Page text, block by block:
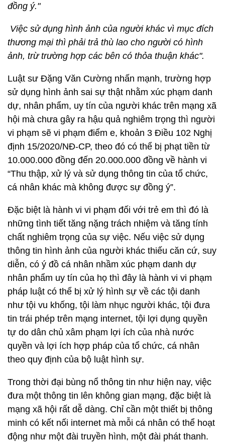
đồng ý."
Việc sử dụng hình ảnh của người khác vì mục đích
thương mại thì phải trả thù lao cho người có hình
ảnh, trừ trường hợp các bên có thỏa thuận khác".
Luật sư Đặng Văn Cường nhấn mạnh, trường hợp
sử dụng hình ảnh sai sự thật nhằm xúc phạm danh
dự, nhân phẩm, uy tín của người khác trên mạng xã
hội mà chưa gây ra hậu quả nghiêm trọng thì người
vi phạm sẽ vi phạm điểm e, khoản 3 Điều 102 Nghị
định 15/2020/NĐ-CP, theo đó có thể bị phạt tiền từ
10.000.000 đồng đến 20.000.000 đồng về hành vi
“Thu thập, xử lý và sử dụng thông tin của tổ chức,
cá nhân khác mà không được sự đồng ý”.
Đặc biệt là hành vi vi phạm đối với trẻ em thì đó là
những tình tiết tăng nặng trách nhiệm và tăng tính
chất nghiêm trọng của sự việc. Nếu việc sử dụng
thông tin hình ảnh của người khác thiếu căn cứ, suy
diễn, có ý đồ cá nhân nhầm xúc phạm danh dự
nhân phẩm uy tín của họ thì đây là hành vi vi phạm
pháp luật có thể bị xử lý hình sự về các tội danh
như tội vu khống, tội làm nhục người khác, tội đưa
tin trái phép trên mạng internet, tội lợi dụng quyền
tự do dân chủ xâm phạm lợi ích của nhà nước
quyền và lợi ích hợp pháp của tổ chức, cá nhân
theo quy định của bộ luật hình sự.
Trong thời đại bùng nổ thông tin như hiện nay, việc
đưa một thông tin lên không gian mạng, đặc biệt là
mạng xã hội rất dễ dàng. Chỉ cần một thiết bị thông
minh có kết nối internet mà mỗi cá nhân có thể hoạt
động như một đài truyền hình, một đài phát thanh.